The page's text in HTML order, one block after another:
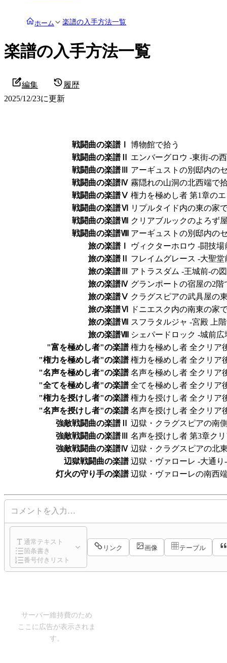
ホーム 楽譜の入手方法一覧
楽譜の入手方法一覧
編集
履歴
2025/12/23に更新
戦闘曲の楽譜Ⅰ
博物館で拾う
戦闘曲の楽譜Ⅱ
エンバーグロウ -東街-の
戦闘曲の楽譜Ⅲ
アーギュストの別邸内の
戦闘曲の楽譜Ⅳ 霧隠れの山洞の北西端で
戦闘曲の楽譜Ⅴ 権力を極めし者 第1章の
戦闘曲の楽譜Ⅵ
リプルタイド内の東の家
戦闘曲の楽譜Ⅶ
クリアブルックのよろず
戦闘曲の楽譜Ⅷ
アーギュストの別邸内の
旅の楽譜Ⅰ
ヴィクターホロウ -闘技
旅の楽譜Ⅱ
フレイムグレース -大聖
旅の楽譜Ⅲ
アトラスダム -王城前-の
旅の楽譜Ⅳ グランポートの宿屋の2階
旅の楽譜Ⅴ クラグスピアの武具屋の
旅の楽譜Ⅵ
ドニエスク内の南東の家
旅の楽譜Ⅶ
スフラタルジャ -宮殿 上
旅の楽譜Ⅷ
シェパードロック -城前
"富を極めし者"の楽譜 権力を極めし者 全クリア
"権力を極めし者"の楽譜 権力を極めし者 全クリア
"名声を極めし者"の楽譜 名声を極めし者 全クリア
"全てを極めし者"の楽譜 全てを極めし者 全クリア
"権力を授けし者"の楽譜 権力を授けし者 全クリア
"名声を授けし者"の楽譜 名声を授けし者 全クリア
強敵戦闘曲の楽譜Ⅱ
辺獄・クラグスピアの南
強敵戦闘曲の楽譜Ⅲ
名声を授けし者 第3章ク
強敵戦闘曲の楽譜Ⅳ 辺獄・クラグスピアの北
辺獄戦闘曲の楽譜 辺獄・ヴァローレ -大通
灯火の守り手の楽譜 辺獄・ヴァローレの南西
コメントを入力…
通常テキスト
箇条書き
番号付きリスト
リンク 画像 テーブル
サーバー維持費のため
ここに広告が表示されま
す。